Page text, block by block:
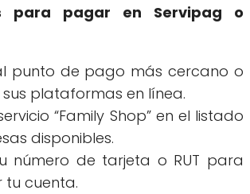
para pagar en Servipag o
punto de pago más cercano o
plataformas en línea.
“Family Shop” en el listado
disponibles.
número de tarjeta o RUT para
tu cuenta.